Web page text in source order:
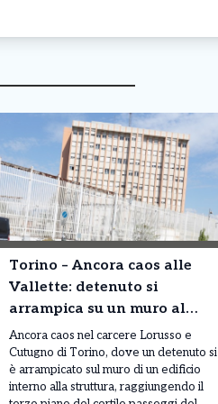
Torino – Ancora caos alle
Vallette: detenuto si
arrampica su un muro al
terzo piano. Situazione fuori
controllo
Ancora caos nel carcere Lorusso e
Cutugno di Torino, dove un detenuto si
è arrampicato sul muro di un edificio
interno alla struttura, raggiungendo il